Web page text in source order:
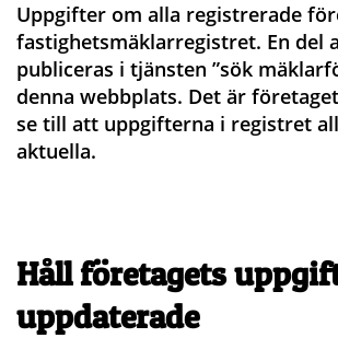
Uppgifter om alla registrerade
fastighets­mäklarregistret. En del
publiceras i tjänsten ”sök
denna webbplats. Det är
se till att uppgifterna i registret
aktuella.
Håll företagets
uppdaterade